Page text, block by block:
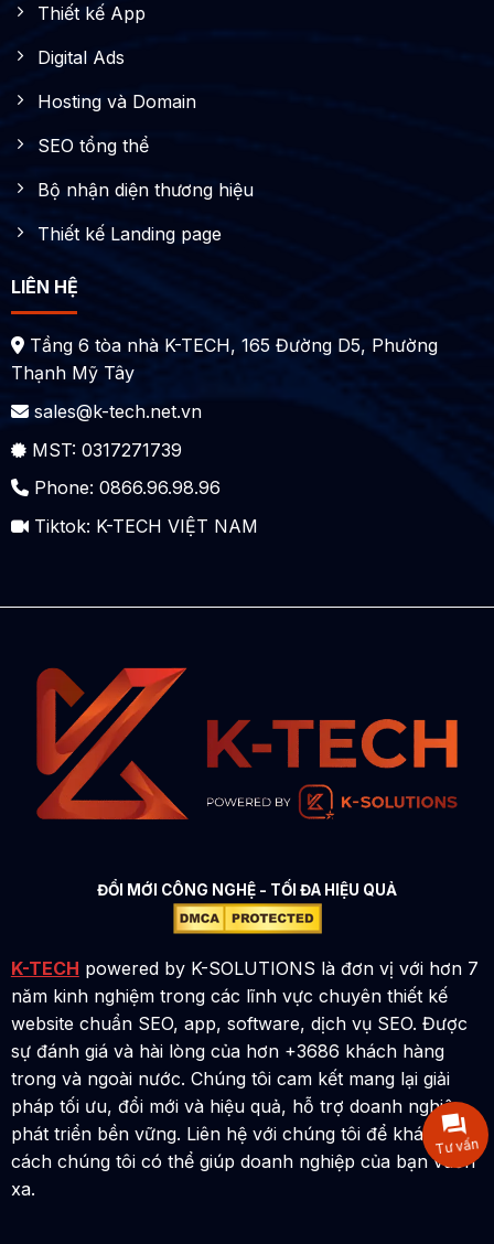
Thiết kế App
Digital Ads
Hosting và Domain
SEO tổng thể
Bộ nhận diện thương hiệu
Thiết kế Landing page
LIÊN HỆ
Tầng 6 tòa nhà K-TECH, 165 Đường D5, Phường
Thạnh Mỹ Tây
sales@k-tech.net.vn
MST: 0317271739
Phone: 0866.96.98.96
Tiktok: K-TECH VIỆT NAM
ĐỔI MỚI CÔNG NGHỆ - TỐI ĐA HIỆU QUẢ
K-TECH powered by K-SOLUTIONS là đơn vị với hơn 7
năm kinh nghiệm trong các lĩnh vực chuyên thiết kế
website chuẩn SEO, app, software, dịch vụ SEO. Được
sự đánh giá và hài lòng của hơn +3686 khách hàng
trong và ngoài nước. Chúng tôi cam kết mang lại giải
pháp tối ưu, đổi mới và hiệu quả, hỗ trợ doanh nghiệp
phát triển bền vững. Liên hệ với chúng tôi để khám phá
cách chúng tôi có thể giúp doanh nghiệp của bạn vươn
xa.
Tư vấn